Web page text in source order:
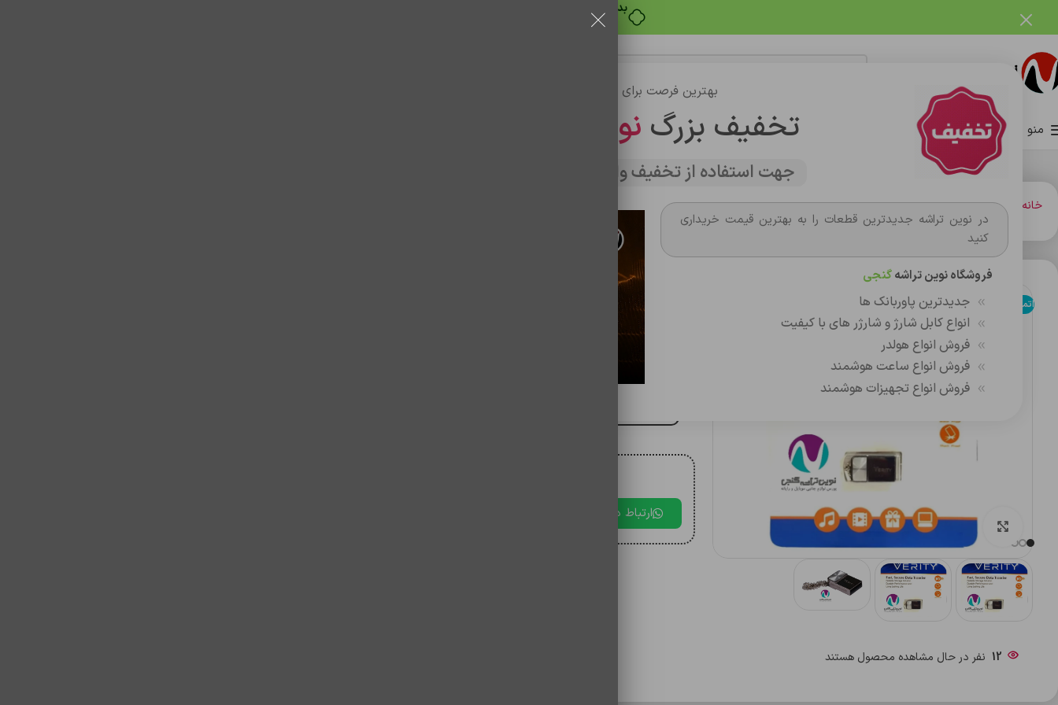
بهترین فرصت برای خرید
تخفیف بزرگ نوین تراشه
جهت استفاده از تخفیف وارد سایت شوید
در نوین تراشه جدیدترین قطعات را به بهترین قیمت خریداری
کنید
فروشگاه نوین تراشهگنجی
جدیدترین پاوربانک ها
انواع کابل شارژ و شارژر های با کیفیت
فروش انواع هولدر
فروش انواع ساعت هوشمند
فروش انواع تجهیزات هوشمند
بدون ضامن، بدون سود
منو صفحه اصلیفروشگاهوبلاگ
خانه کارت حافظه،فلش مموري فلش مموري فلش مموری 16گیگ وریتی مدل V821
اتمام موجودی
بزرگنمایی تصویر
12 نفر در حال مشاهده محصول هستند
فلش مموری 16گیگ وریتی مدل V821
ارتباط در بله
فروشگاه نوین تراشه گنجی